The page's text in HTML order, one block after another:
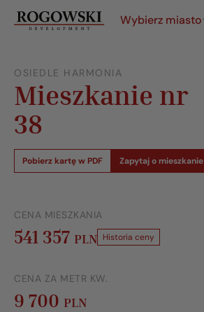
Wybierz miasto
OSIEDLE HARMONIA
Mieszkanie nr
38
Pobierz kartę w PDF Zapytaj o mieszkanie
CENA MIESZKANIA
541 357 PLN Historia ceny
CENA ZA METR KW.
9 700 PLN